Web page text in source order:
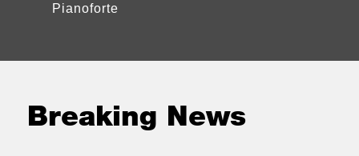
Pianoforte
Breaking News